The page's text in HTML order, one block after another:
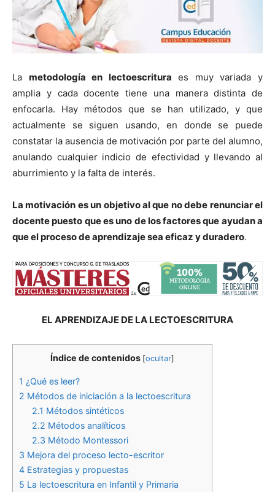
La metodología en lectoescritura es muy variada y
amplia y cada docente tiene una manera distinta de
enfocarla. Hay métodos que se han utilizado, y que
actualmente se siguen usando, en donde se puede
constatar la ausencia de motivación por parte del alumno,
anulando cualquier indicio de efectividad y llevando al
aburrimiento y la falta de interés.
La motivación es un objetivo al que no debe renunciar el
docente puesto que es uno de los factores que ayudan a
que el proceso de aprendizaje sea eficaz y duradero.
EL APRENDIZAJE DE LA LECTOESCRITURA
Índice de contenidos [ocultar]
1 ¿Qué es leer?
2 Métodos de iniciación a la lectoescritura
2.1 Métodos sintéticos
2.2 Métodos analíticos
2.3 Método Montessori
3 Mejora del proceso lecto-escritor
4 Estrategias y propuestas
5 La lectoescritura en Infantil y Primaria